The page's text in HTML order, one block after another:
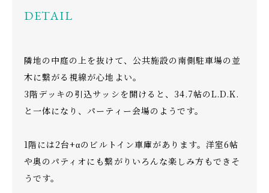
DETAIL
隣地の中庭の上を抜けて、公共施設の南側駐車場の並
木に繋がる視線が心地よい。
3階デッキの引込サッシを開けると、34.7帖のL.D.K.
と一体になり、パーティー会場のようです。
1階には2台+αのビルトイン車庫があります。洋室6帖
や奥のパティオにも繋がりいろんな楽しみ方もできそ
うです。